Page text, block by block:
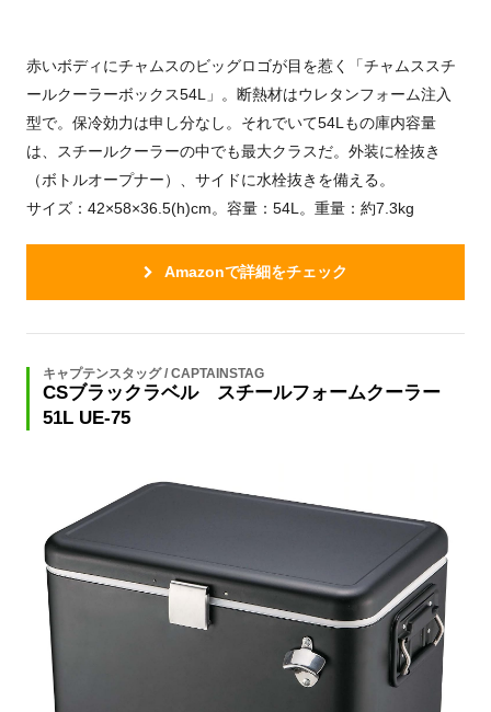
赤いボディにチャムスのビッグロゴが目を惹く「チャムススチ
ールクーラーボックス54L」。断熱材はウレタンフォーム注入
型で。保冷効力は申し分なし。それでいて54Lもの庫内容量
は、スチールクーラーの中でも最大クラスだ。外装に栓抜き
（ボトルオープナー）、サイドに水栓抜きを備える。
サイズ：42×58×36.5(h)cm。容量：54L。重量：約7.3kg
Amazonで詳細をチェック
キャプテンスタッグ / CAPTAINSTAG
CSブラックラベル スチールフォームクーラー
51L UE-75